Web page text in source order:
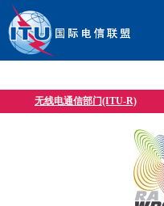
无线电通信部门(ITU-R)